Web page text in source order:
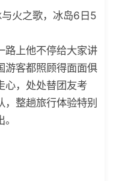
火之歌，冰岛6日5
路上他不停给大家讲
游客都照顾得面面俱
心，处处替团友考
整趟旅行体验特别